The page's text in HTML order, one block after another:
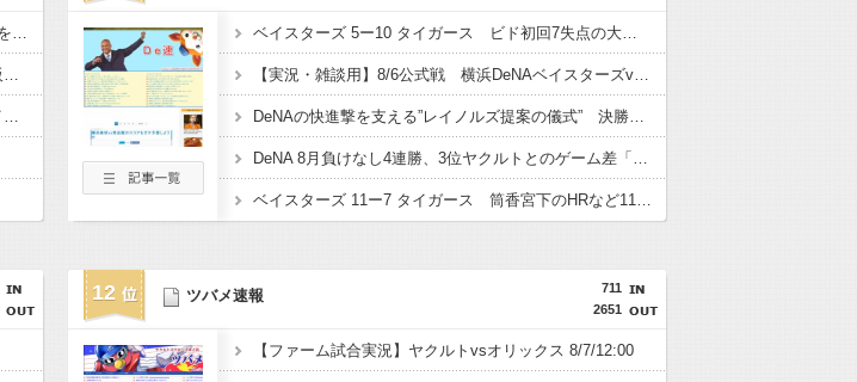
DeNA相川監督「カウントをつくれない、ストライクを投げられない」ビド２軍再調整を明言 急遽登板の若松も負担を考慮し抹消へ
【試合結果】[2026/8/6]DeNAベイスターズ５－１０阪神タイガース 先発ビドが誤算２回８失点ＫＯ
【試合実況】[2026/8/6]DeNAベイスターズ対阪神タイガース 17:45〜
ベイスターズ 5ー10 タイガース ビド初回7失点の大炎上 度会のタイムリーなど反撃見せるも…負け
【実況・雑談用】8/6公式戦 横浜DeNAベイスターズvs阪神タイガース
DeNAの快進撃を支える”レイノルズ提案の儀式” 決勝2ランの宮下が明かす「儀式を始めてから、チームが一つになっている」
DeNA 8月負けなし4連勝、3位ヤクルトとのゲーム差「0」でAクラス目前！
ベイスターズ 11ー7 タイガース 筒香宮下のHRなど11得点 東7回3失点で試合を作る
12
711
2651
ツバメ速報
【ファーム試合実況】ヤクルトvsオリックス 8/7/12:00